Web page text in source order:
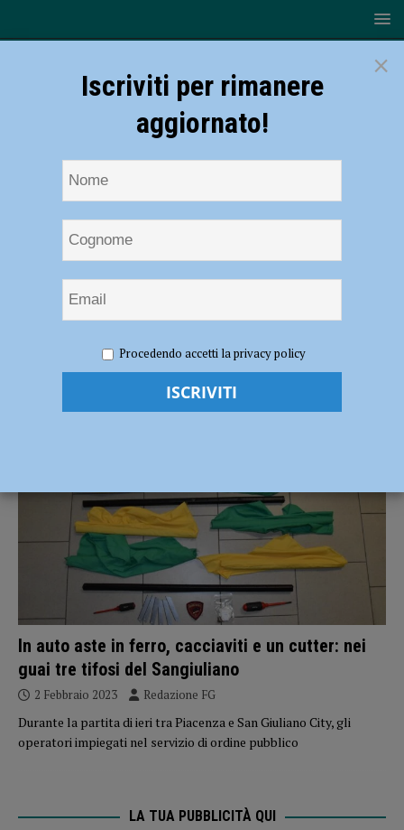
In auto aste in ferro, cacciaviti e un cutter: nei
guai tre tifosi del Sangiuliano
2 Febbraio 2023 Redazione FG
Durante la partita di ieri tra Piacenza e San Giuliano City, gli
operatori impiegati nel servizio di ordine pubblico
LA TUA PUBBLICITÀ QUI
×
Iscriviti per rimanere
aggiornato!
Procedendo accetti la privacy policy